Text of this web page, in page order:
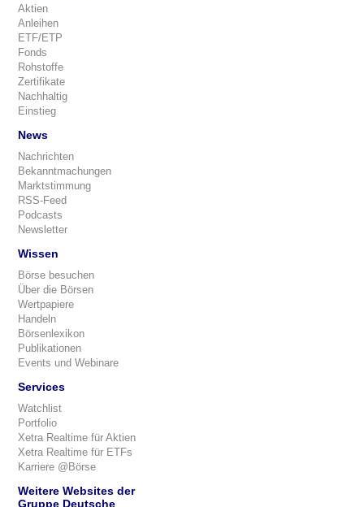
Aktien
Anleihen
ETF/ETP
Fonds
Rohstoffe
Zertifikate
Nachhaltig
Einstieg
News
Nachrichten
Bekanntmachungen
Marktstimmung
RSS-Feed
Podcasts
Newsletter
Wissen
Börse besuchen
Über die Börsen
Wertpapiere
Handeln
Börsenlexikon
Publikationen
Events und Webinare
Services
Watchlist
Portfolio
Xetra Realtime für Aktien
Xetra Realtime für ETFs
Karriere @Börse
Weitere Websites der
Gruppe Deutsche